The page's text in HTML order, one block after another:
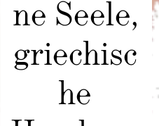
ne Seele,
griechisc
he